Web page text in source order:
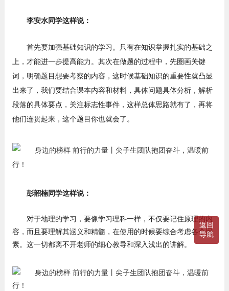
返回
导航
李安水同学这样说：
首先要加强基础知识的学习。只有在知识掌握扎实的基础之
上，才能进一步提高能力。其次在做题的过程中，先圈画关键
词，明确题目想要考察的内容，这时候基础知识的重要性就凸显
出来了，我们要结合课本内容和材料，具体问题具体分析，解析
段落的具体要点，关注标志性事件，这样总体思路就有了，再将
他们连贯起来，这个题目你也就会了。
彭韶楠同学这样说：
对于地理的学习，要像学习理科一样，不仅要记住原理的内
容，而且要理解其涵义和精髓，在使用的时候要综合考虑各个因
素。这一切都离不开老师的细心教导和深入浅出的讲解。